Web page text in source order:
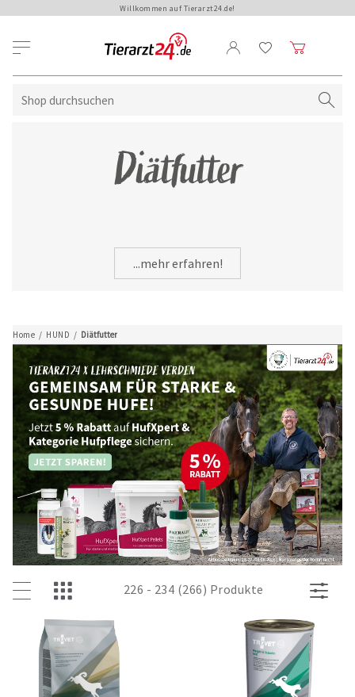
Willkommen auf Tierarzt24.de!
Home / HUND / Diätfutter
Diätfutter
...mehr erfahren!
226 - 234 (266) Produkte